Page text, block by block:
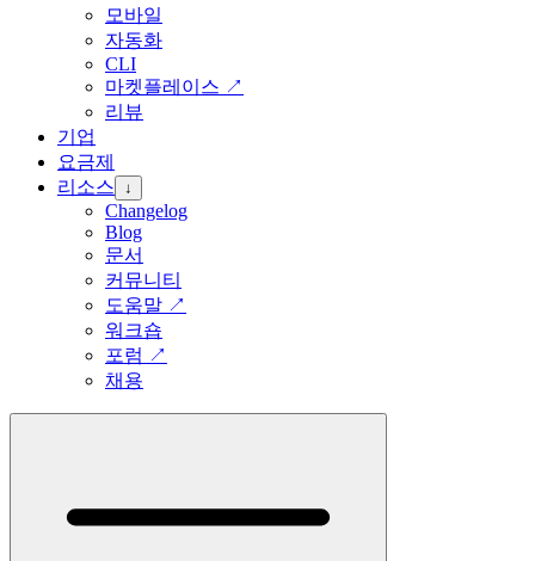
모바일
자동화
CLI
마켓플레이스 ↗
리뷰
기업
요금제
리소스
↓
Changelog
Blog
문서
커뮤니티
도움말 ↗
워크숍
포럼 ↗
채용